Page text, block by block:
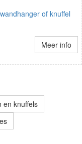
of knuffel
Meer info
en knuffels